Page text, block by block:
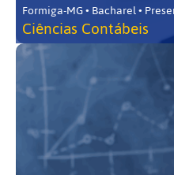
Formiga-MG • Bacharel •
Ciências Contábeis